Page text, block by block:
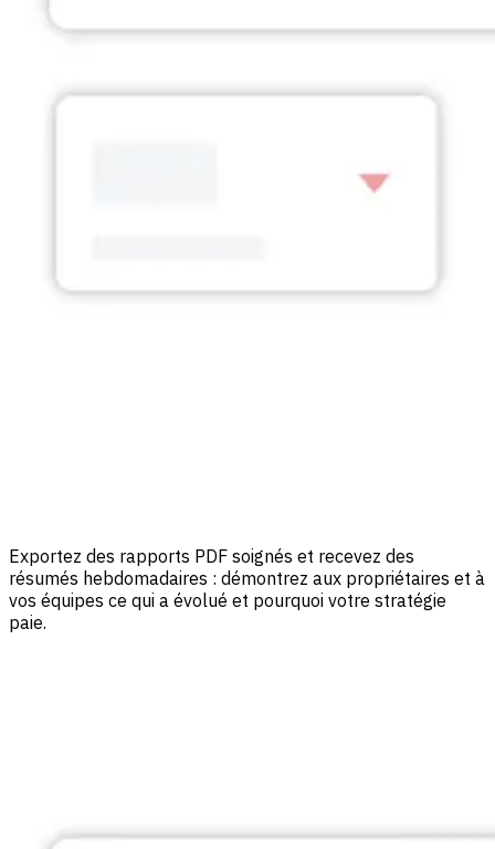
Exportez des rapports PDF soignés et recevez des
résumés hebdomadaires : démontrez aux propriétaires et à
vos équipes ce qui a évolué et pourquoi votre stratégie
paie.